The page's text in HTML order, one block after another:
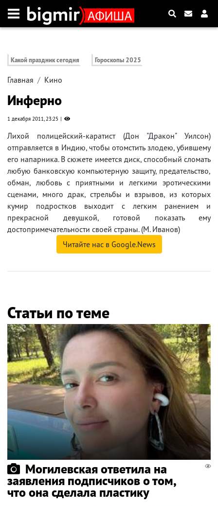
Какой праздник сегодня Гороскопы 2025
Главная Кино
Инферно
1 декабря 2011, 23:25
Лихой полицейский-каратист (Дон "Дракон" Уилсон)
отправляется в Индию, чтобы отомстить злодею, убившему
его напарника. В сюжете имеется диск, способный сломать
любую банковскую компьютерную защиту, предательство,
обман, любовь с приятными и легкими эротическими
сценами, много драк, стрельбы и взрывов, из которых
кумир подростков выходит с легким ранением и
прекрасной девушкой, готовой показать ему
достопримечательности своей страны. (М. Иванов)
Читайте нас в Google.News
Статьи по теме
Могилевская ответила на
заявления подписчиков о том,
что она сделала пластику